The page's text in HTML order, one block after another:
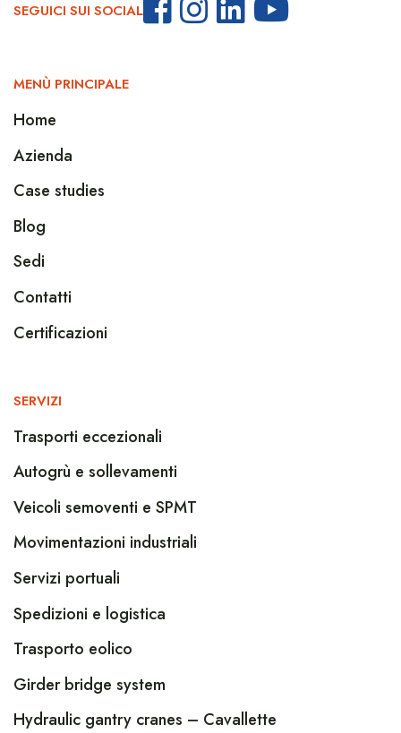
SEGUICI SUI SOCIAL
MENÙ PRINCIPALE
Home
Azienda
Case studies
Blog
Sedi
Contatti
Certificazioni
SERVIZI
Trasporti eccezionali
Autogrù e sollevamenti
Veicoli semoventi e SPMT
Movimentazioni industriali
Servizi portuali
Spedizioni e logistica
Trasporto eolico
Girder bridge system
Hydraulic gantry cranes – Cavallette